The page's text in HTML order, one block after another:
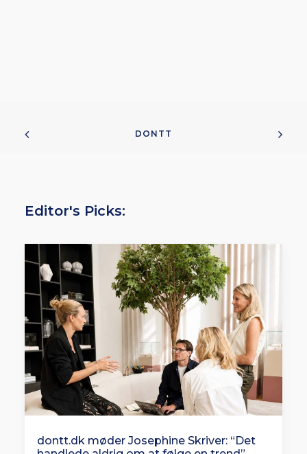
DONTT
Editor's Picks:
dontt.dk møder Josephine Skriver: “Det